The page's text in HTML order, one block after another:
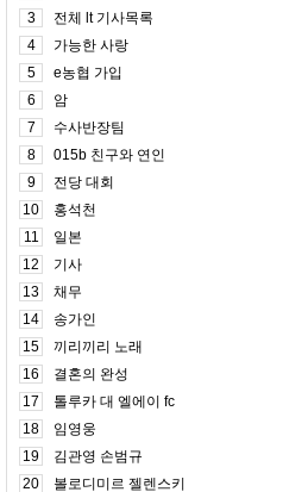
3
전체 lt 기사목록
4
가능한 사랑
5
e농협 가입
6
암
7
수사반장팀
8
015b 친구와 연인
9
전당 대회
10
홍석천
11
일본
12
기사
13
채무
14
송가인
15
끼리끼리 노래
16
결혼의 완성
17
톨루카 대 엘에이 fc
18
임영웅
19
김관영 손범규
20
볼로디미르 젤렌스키